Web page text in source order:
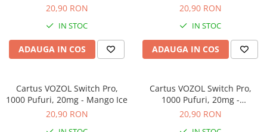
20,90 RON
IN STOC
ADAUGA IN COS
20,90 RON
IN STOC
ADAUGA IN COS
Cartus VOZOL Switch Pro,
1000 Pufuri, 20mg - Mango Ice
20,90 RON
Cartus VOZOL Switch Pro,
1000 Pufuri, 20mg -
Watermelon Bubblegum
20,90 RON